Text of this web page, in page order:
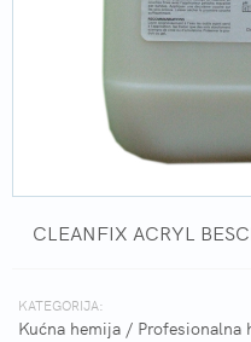
CLEANFIX ACRYL
KATEGORIJA:
Kućna hemija / Profesionalna